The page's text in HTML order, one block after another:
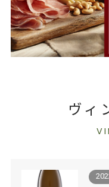
ヴィ